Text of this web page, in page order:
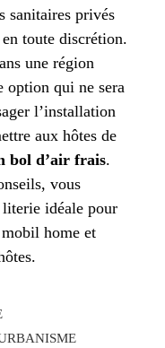
sanitaires privés
toute discrétion.
une région
option qui ne sera
l’installation
aux hôtes de
bol d’air frais.
vous
literie idéale pour
mobil home et